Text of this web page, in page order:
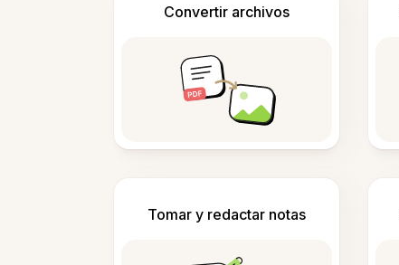
Convertir archivos
Tomar y redactar notas